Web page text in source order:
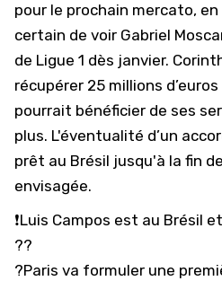
pour le prochain mercato, en
certain de voir Gabriel
de Ligue 1 dès janvier.
récupérer 25 millions
pourrait bénéficier de ses
plus. L'éventualité d’un
prêt au Brésil jusqu'à la fin
envisagée.
❗️Luis Campos est au Brésil
??
?Paris va formuler une